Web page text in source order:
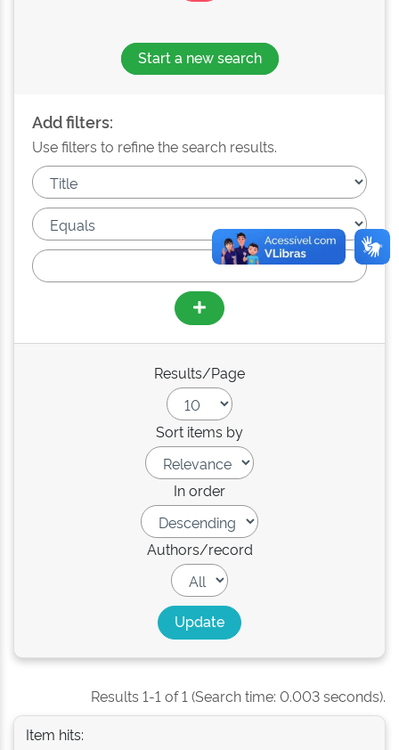
Start a new search
Add filters:
Use filters to refine the search results.
Results/Page
Sort items by
In order
Authors/record
Results 1-1 of 1 (Search time: 0.003 seconds).
Item hits: